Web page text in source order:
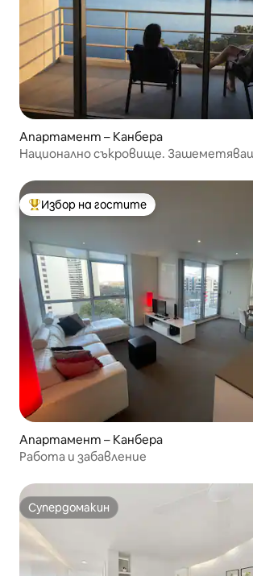
Апартамент – Канбера
Национално съкровище.
Най-популярен избор на гостите
Избор на гостите
Апартамент – Канбера
Работа и забавление
Супердомакин
Супердомакин